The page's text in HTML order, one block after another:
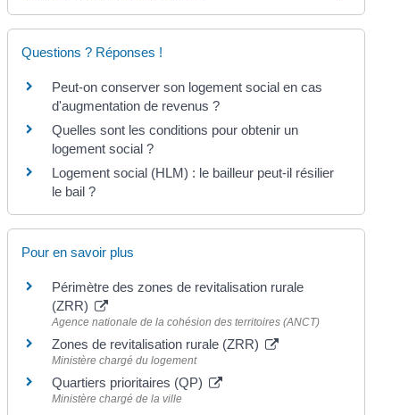
Questions ? Réponses !
Peut-on conserver son logement social en cas
d'augmentation de revenus ?
Quelles sont les conditions pour obtenir un
logement social ?
Logement social (HLM) : le bailleur peut-il résilier
le bail ?
Pour en savoir plus
Périmètre des zones de revitalisation rurale
(ZRR)
Agence nationale de la cohésion des territoires (ANCT)
Zones de revitalisation rurale (ZRR)
Ministère chargé du logement
Quartiers prioritaires (QP)
Ministère chargé de la ville